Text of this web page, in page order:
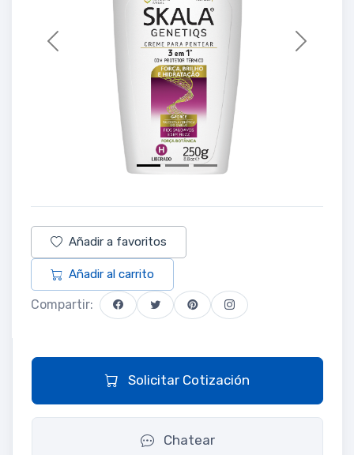
Previous Next
Añadir a favoritos
Añadir al carrito
Compartir:
Solicitar Cotización
Chatear